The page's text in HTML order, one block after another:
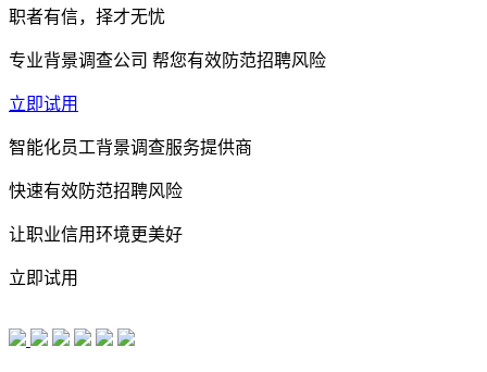
职者有信，择才无忧
专业背景调查公司 帮您有效防范招聘风险
立即试用
智能化员工背景调查服务提供商
快速有效防范招聘风险
让职业信用环境更美好
立即试用